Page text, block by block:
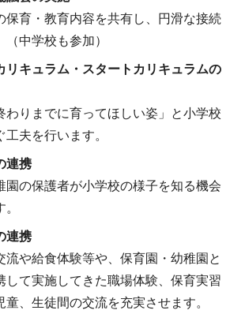
保育・教育内容を共有し、円滑な接続
（中学校も参加）
リキュラム・スタートカリキュラムの
わりまでに育ってほしい姿」と小学校
夫を行います。
連携
園の保護者が小学校の様子を知る機会
連携
流や給食体験等や、保育園・幼稚園と
して実施してきた職場体験、保育実習
童、生徒間の交流を充実させます。